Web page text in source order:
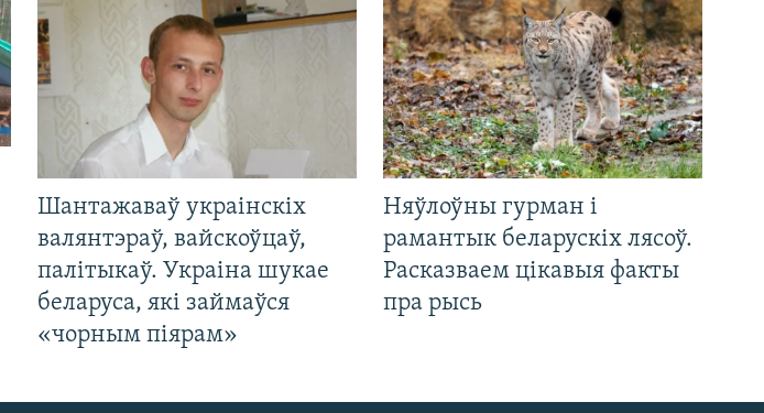
Шантажаваў украінскіх
валянтэраў, вайскоўцаў,
палітыкаў. Украіна шукае
беларуса, які займаўся
«чорным піярам»
Няўлоўны гурман і
рамантык беларускіх лясоў.
Расказваем цікавыя факты
пра рысь